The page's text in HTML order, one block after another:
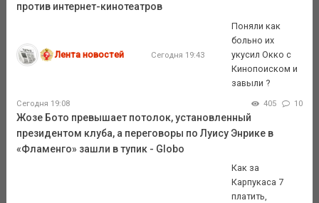
против интернет-кинотеатров
Лента новостей Сегодня 19:43
Поняли как
больно их
укусил Окко с
Кинопоиском и
завыли ?
Сегодня 19:08 405 10
Жозе Бото превышает потолок, установленный
президентом клуба, а переговоры по Луису Энрике в
«Фламенго» зашли в тупик - Globo
Как за
Карпукаса 7
платить,